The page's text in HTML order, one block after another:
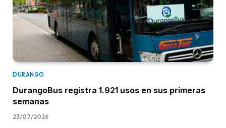
DURANGO
DurangoBus registra 1.921 usos en sus primeras
semanas
23/07/2026